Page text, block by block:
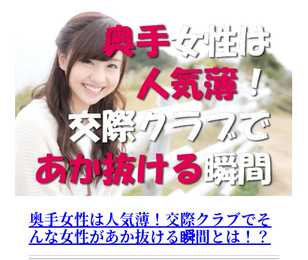
奥手女性は人気薄！交際クラブでそ
んな女性があか抜ける瞬間とは！？